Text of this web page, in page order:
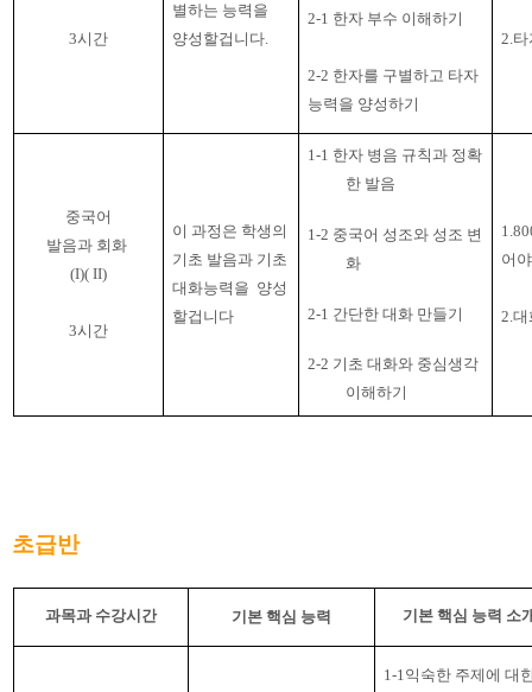
3시간
별하는 능력을
양성할겁니다.
2-1 한자 부수 이해하기
2-2 한자를 구별하고 타자
능력을 양성하기
2.
중국어
발음과 회화
(I)( II)
3시간
이 과정은 학생의
기초 발음과 기초
대화능력을 양성
할겁니다
1-1 한자 병음 규칙과 정확
한 발음
1-2 중국어 성조와 성조 변
화
2-1 간단한 대화 만들기
2-2 기초 대화와 중심생각
이해하기
어
2. 대
초급반
과목과 수강시간 기본 핵심 능력 기본 핵심 능력 소
1-1 익숙한 주제에 대